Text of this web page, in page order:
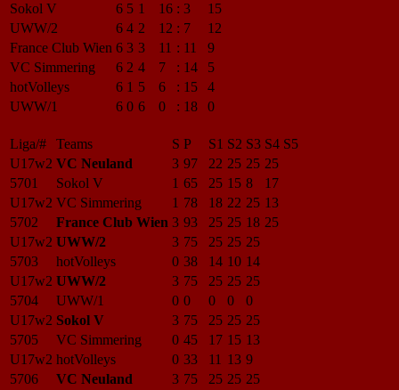
Sokol V
6 5 1 16 : 3
15
UWW/2
6 4 2 12 : 7
12
France Club Wien 6 3 3 11 : 11
9
VC Simmering
6 2 4 7 : 14
5
hotVolleys
6 1 5 6 : 15
4
UWW/1
6 0 6 0 : 18 0
Liga/# Teams S P S1 S2 S3 S4 S5
U17w2 VC Neuland 3 97 22 25 25 25
5701
Sokol V 1 65 25 15 8
17
U17w2 VC Simmering 1 78 18 22 25 13
5702
France Club Wien 3 93 25 25 18 25
U17w2 UWW/2 3 75 25 25 25
5703
hotVolleys 0 38 14 10 14
U17w2 UWW/2 3 75 25 25 25
5704
UWW/1 0 0 0 0
0
U17w2 Sokol V 3 75 25 25 25
5705
VC Simmering 0 45 17 15 13
U17w2 hotVolleys 0 33 11 13 9
5706
VC Neuland 3 75 25 25 25